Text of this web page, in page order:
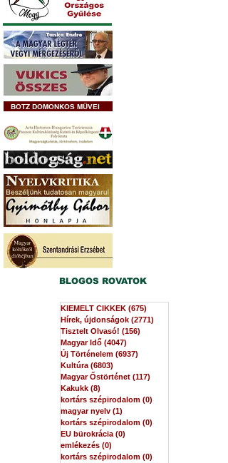
BOTZ DOMONKOS MŰVEI
BLOGOS ROVATOK
KIEMELT CIKKEK (675)
Hírek, újdonságok (2771)
Tisztelt Olvasó! (156)
Magyar Idő (4047)
Új Történelem (6937)
Kultúra (6803)
Magyar Őstörténet (117)
Kakukk (8)
kortárs szépirodalom (0)
magyar nyelv (1)
kortárs szépirodalom (0)
EU bürokrácia (0)
emlékezés (0)
kortárs szépirodalom (0)